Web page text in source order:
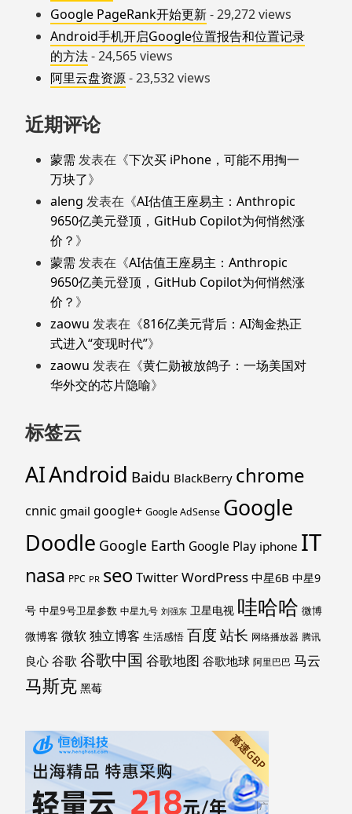
Google PageRank开始更新- 29,272 views
Android手机开启Google位置报告和位置记录
的方法- 24,565 views
阿里云盘资源- 23,532 views
近期评论
蒙需 发表在《下次买 iPhone，可能不用掏一
万块了》
aleng 发表在《AI估值王座易主：Anthropic
9650亿美元登顶，GitHub Copilot为何悄然涨
价？ 》
蒙需 发表在《AI估值王座易主：Anthropic
9650亿美元登顶，GitHub Copilot为何悄然涨
价？ 》
zaowu 发表在《816亿美元背后：AI淘金热正
式进入“变现时代”》
zaowu 发表在《黄仁勋被放鸽子：一场美国对
华外交的芯片隐喻》
标签云
AIAndroid Baidu BlackBerry chrome
cnnic gmail google+ Google AdSense Google
Doodle Google Earth Google Play iphone IT
nasa PPC PR seoTwitterWordPress 中星6B 中星9
号 中星9号卫星参数 中星九号 刘强东 卫星电视 哇哈哈 微博
微博客 微软独立博客 生活感悟 百度 站长 网络播放器 腾讯
良心 谷歌 谷歌中国 谷歌地图 谷歌地球 阿里巴巴 马云
马斯克 黑莓